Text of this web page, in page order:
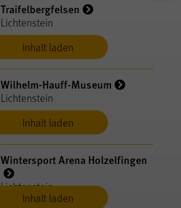
Inhalt laden
Traifelbergfelsen
Lichtenstein
Inhalt laden
Wilhelm-Hauff-Museum
Lichtenstein
Inhalt laden
Wintersport Arena Holzelfingen
Lichtenstein